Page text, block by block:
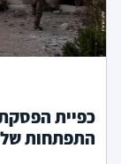
כפיית
התפתחות